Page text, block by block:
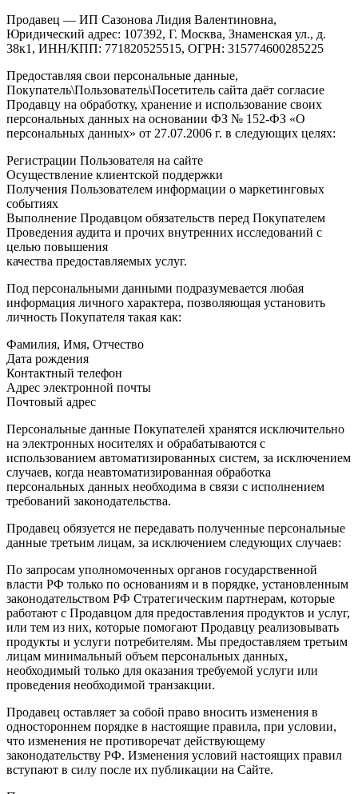
Продавец — ИП Сазонова Лидия Валентиновна,
Юридический адрес: 107392, Г. Москва, Знаменская ул., д.
38к1, ИНН/КПП: 771820525515, ОГРН: 315774600285225
Предоставляя свои персональные данные,
Покупатель\Пользователь\Посетитель сайта даёт согласие
Продавцу на обработку, хранение и использование своих
персональных данных на основании ФЗ № 152-ФЗ «О
персональных данных» от 27.07.2006 г. в следующих целях:
Регистрации Пользователя на сайте
Осуществление клиентской поддержки
Получения Пользователем информации о маркетинговых
событиях
Выполнение Продавцом обязательств перед Покупателем
Проведения аудита и прочих внутренних исследований с
целью повышения
качества предоставляемых услуг.
Под персональными данными подразумевается любая
информация личного характера, позволяющая установить
личность Покупателя такая как:
Фамилия, Имя, Отчество
Дата рождения
Контактный телефон
Адрес электронной почты
Почтовый адрес
Персональные данные Покупателей хранятся исключительно
на электронных носителях и обрабатываются с
использованием автоматизированных систем, за исключением
случаев, когда неавтоматизированная обработка
персональных данных необходима в связи с исполнением
требований законодательства.
Продавец обязуется не передавать полученные персональные
данные третьим лицам, за исключением следующих случаев:
По запросам уполномоченных органов государственной
власти РФ только по основаниям и в порядке, установленным
законодательством РФ Стратегическим партнерам, которые
работают с Продавцом для предоставления продуктов и услуг,
или тем из них, которые помогают Продавцу реализовывать
продукты и услуги потребителям. Мы предоставляем третьим
лицам минимальный объем персональных данных,
необходимый только для оказания требуемой услуги или
проведения необходимой транзакции.
Продавец оставляет за собой право вносить изменения в
одностороннем порядке в настоящие правила, при условии,
что изменения не противоречат действующему
законодательству РФ. Изменения условий настоящих правил
вступают в силу после их публикации на Сайте.